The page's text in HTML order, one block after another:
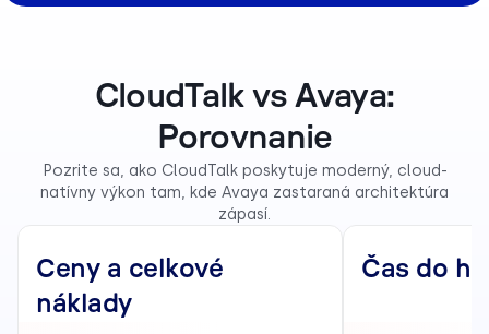
CloudTalk vs Avaya:
Porovnanie
Pozrite sa, ako CloudTalk poskytuje moderný, cloud-
natívny výkon tam, kde Avaya zastaraná architektúra
zápasí.
Ceny a celkové
náklady
Čas do